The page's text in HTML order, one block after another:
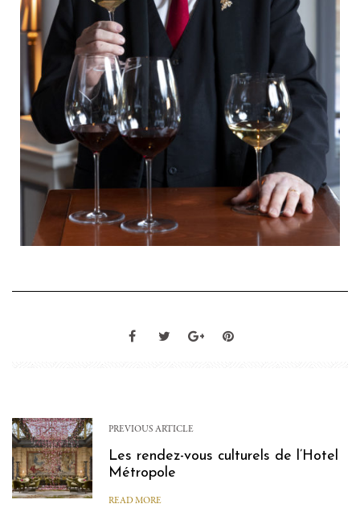
PREVIOUS ARTICLE
Les rendez-vous culturels de l’Hotel
Métropole
READ MORE